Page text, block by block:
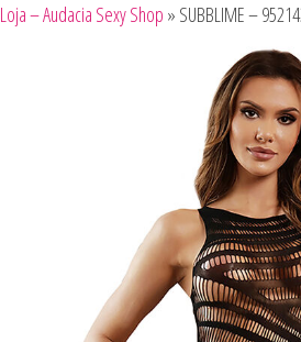
Loja – Audacia Sexy Shop » SUBBLIME –